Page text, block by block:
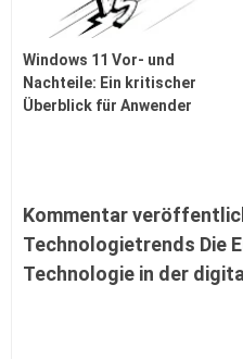
Windows 11 Vor- und
Nachteile: Ein kritischer
Überblick für Anwender
Kommentar
Technologietrends Die
Technologie in der